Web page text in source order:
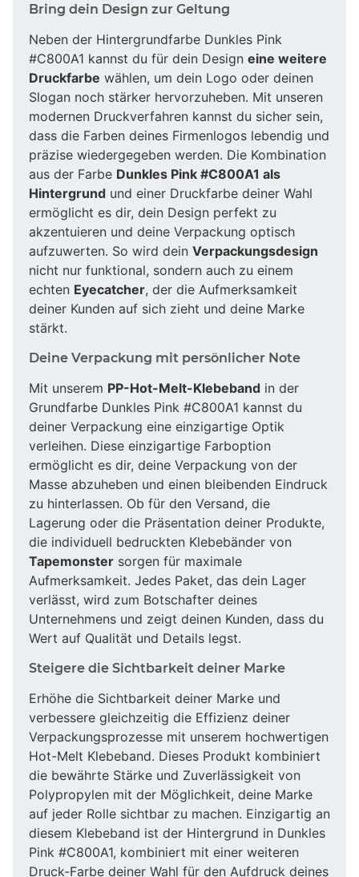
Bring dein Design zur Geltung
Neben der Hintergrundfarbe Dunkles Pink
#C800A1 kannst du für dein Design eine weitere
Druckfarbe wählen, um dein Logo oder deinen
Slogan noch stärker hervorzuheben. Mit unseren
modernen Druckverfahren kannst du sicher sein,
dass die Farben deines Firmenlogos lebendig und
präzise wiedergegeben werden. Die Kombination
aus der Farbe Dunkles Pink #C800A1 als
Hintergrund und einer Druckfarbe deiner Wahl
ermöglicht es dir, dein Design perfekt zu
akzentuieren und deine Verpackung optisch
aufzuwerten. So wird dein Verpackungsdesign
nicht nur funktional, sondern auch zu einem
echten Eyecatcher, der die Aufmerksamkeit
deiner Kunden auf sich zieht und deine Marke
stärkt.
Deine Verpackung mit persönlicher Note
Mit unserem PP-Hot-Melt-Klebeband in der
Grundfarbe Dunkles Pink #C800A1 kannst du
deiner Verpackung eine einzigartige Optik
verleihen. Diese einzigartige Farboption
ermöglicht es dir, deine Verpackung von der
Masse abzuheben und einen bleibenden Eindruck
zu hinterlassen. Ob für den Versand, die
Lagerung oder die Präsentation deiner Produkte,
die individuell bedruckten Klebebänder von
Tapemonster sorgen für maximale
Aufmerksamkeit. Jedes Paket, das dein Lager
verlässt, wird zum Botschafter deines
Unternehmens und zeigt deinen Kunden, dass du
Wert auf Qualität und Details legst.
Steigere die Sichtbarkeit deiner Marke
Erhöhe die Sichtbarkeit deiner Marke und
verbessere gleichzeitig die Effizienz deiner
Verpackungsprozesse mit unserem hochwertigen
Hot-Melt Klebeband. Dieses Produkt kombiniert
die bewährte Stärke und Zuverlässigkeit von
Polypropylen mit der Möglichkeit, deine Marke
auf jeder Rolle sichtbar zu machen. Einzigartig an
diesem Klebeband ist der Hintergrund in Dunkles
Pink #C800A1, kombiniert mit einer weiteren
Druck-Farbe deiner Wahl für den Aufdruck deines